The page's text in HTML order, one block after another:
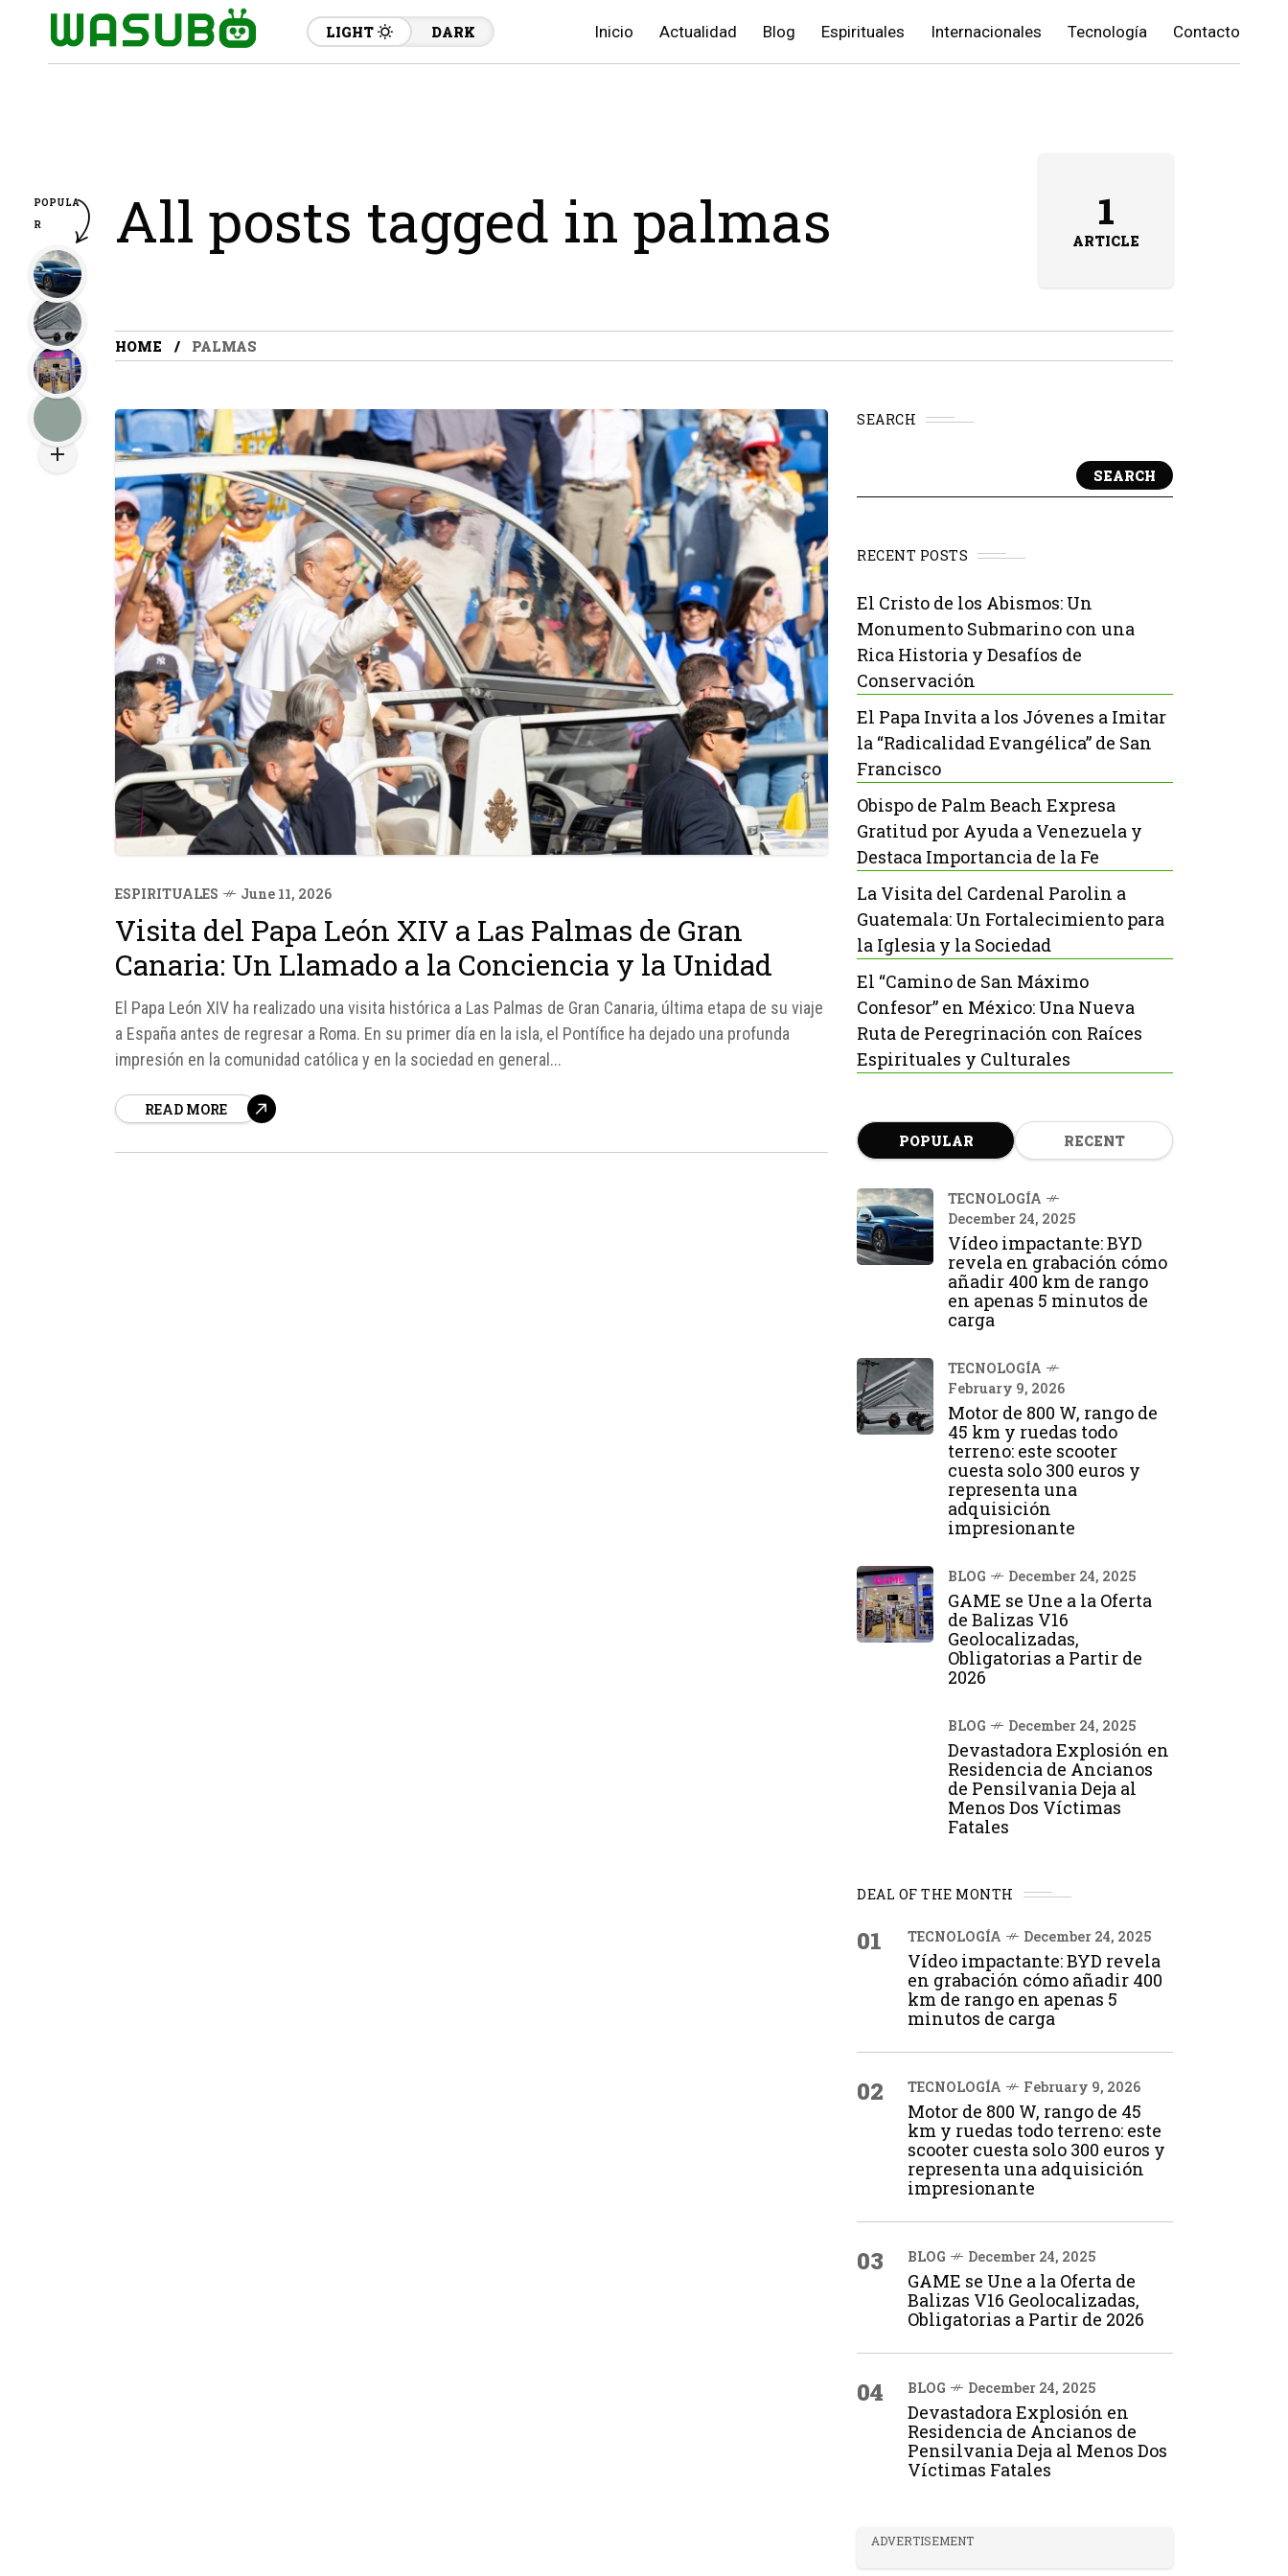
LIGHT DARK Inicio Actualidad Blog Espirituales Internacionales Tecnología Contacto
All posts tagged in palmas 1
ARTICLE
HOME PALMAS
ESPIRITUALES June 11, 2026
Visita del Papa León XIV a Las Palmas de Gran
Canaria: Un Llamado a la Conciencia y la Unidad
El Papa León XIV ha realizado una visita histórica a Las Palmas de Gran Canaria, última etapa de su viaje
a España antes de regresar a Roma. En su primer día en la isla, el Pontífice ha dejado una profunda
impresión en la comunidad católica y en la sociedad en general...
READ MORE
SEARCH
SEARCH
RECENT POSTS
El Cristo de los Abismos: Un
Monumento Submarino con una
Rica Historia y Desafíos de
Conservación
El Papa Invita a los Jóvenes a Imitar
la “Radicalidad Evangélica” de San
Francisco
Obispo de Palm Beach Expresa
Gratitud por Ayuda a Venezuela y
Destaca Importancia de la Fe
La Visita del Cardenal Parolin a
Guatemala: Un Fortalecimiento para
la Iglesia y la Sociedad
El “Camino de San Máximo
Confesor” en México: Una Nueva
Ruta de Peregrinación con Raíces
Espirituales y Culturales
POPULAR RECENT
TECNOLOGÍA
December 24, 2025
Vídeo impactante: BYD
revela en grabación cómo
añadir 400 km de rango
en apenas 5 minutos de
carga
TECNOLOGÍA
February 9, 2026
Motor de 800 W, rango de
45 km y ruedas todo
terreno: este scooter
cuesta solo 300 euros y
representa una
adquisición
impresionante
BLOG December 24, 2025
GAME se Une a la Oferta
de Balizas V16
Geolocalizadas,
Obligatorias a Partir de
2026
BLOG December 24, 2025
Devastadora Explosión en
Residencia de Ancianos
de Pensilvania Deja al
Menos Dos Víctimas
Fatales
DEAL OF THE MONTH
01 TECNOLOGÍA December 24, 2025
Vídeo impactante: BYD revela
en grabación cómo añadir 400
km de rango en apenas 5
minutos de carga
02 TECNOLOGÍA February 9, 2026
Motor de 800 W, rango de 45
km y ruedas todo terreno: este
scooter cuesta solo 300 euros y
representa una adquisición
impresionante
03 BLOG December 24, 2025
GAME se Une a la Oferta de
Balizas V16 Geolocalizadas,
Obligatorias a Partir de 2026
04 BLOG December 24, 2025
Devastadora Explosión en
Residencia de Ancianos de
Pensilvania Deja al Menos Dos
Víctimas Fatales
ADVERTISEMENT
POPULA
R